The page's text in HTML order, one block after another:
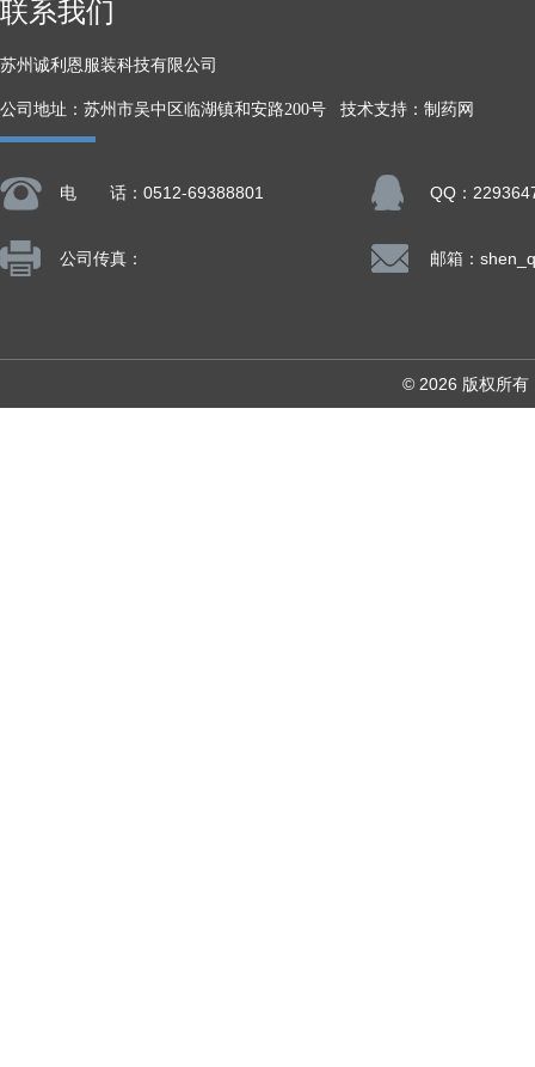
联系我们
苏州诚利恩服装科技有限公司
公司地址：苏州市吴中区临湖镇和安路200号 技术支持： 制药网
电 话：0512-69388801 QQ：
公司传真：
© 2026 版权所